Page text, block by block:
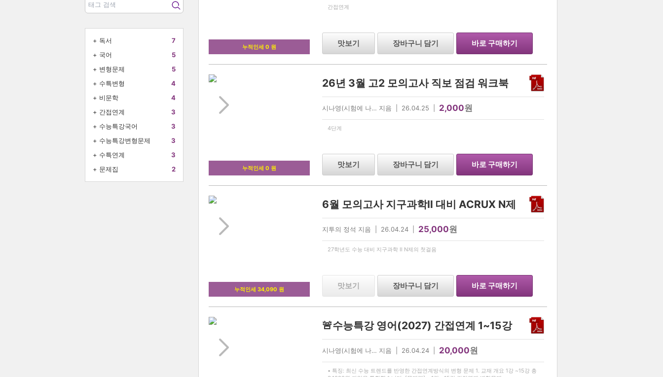
+ 독서
7
+ 국어
5
+ 변형문제
5
+ 수특변형
4
+ 비문학
4
+ 간접연계
3
+ 수능특강국어
3
+ 수능특강변형문제
3
+ 수특연계
3
+ 문제집 2
누적인세 0 원
간접연계
맛보기 장바구니 담기 바로 구매하기
누적인세 0 원
26년 3월 고2 모의고사 직보 점검 워크북
시나영(시험에 나… 지음 | 26.04.25 | 2,000원
4단계
맛보기 장바구니 담기 바로 구매하기
누적인세 34,090 원
6월 모의고사 지구과학Ⅱ 대비 ACRUX N제
지투의 정석 지음 | 26.04.24 | 25,000원
27학년도 수능 대비 지구과학 Ⅱ N제의 첫걸음
맛보기 장바구니 담기 바로 구매하기
🚨수능특강 영어(2027) 간접연계 1~15강
시나영(시험에 나… 지음 | 26.04.24 | 20,000원
• 특징: 최신 수능 트렌드를 반영한 간접연계방식의 변형 문제 1. 교재 개요 1강 ~15강 총